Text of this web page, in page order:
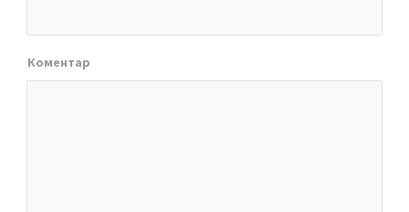
Коментар